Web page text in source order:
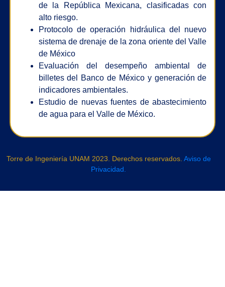
de la República Mexicana, clasificadas con
alto riesgo.
Protocolo de operación hidráulica del nuevo
sistema de drenaje de la zona oriente del Valle
de México
Evaluación del desempeño ambiental de
billetes del Banco de México y generación de
indicadores ambientales.
Estudio de nuevas fuentes de abastecimiento
de agua para el Valle de México.
Torre de Ingeniería UNAM 2023. Derechos reservados. Aviso de
Privacidad.